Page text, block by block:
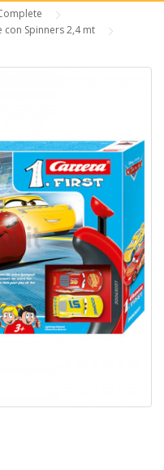
con Spinners 2,4 mt